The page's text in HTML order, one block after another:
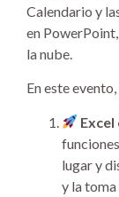
Calendario y
en
la nube.
En este
Excel
lugar y
y la toma